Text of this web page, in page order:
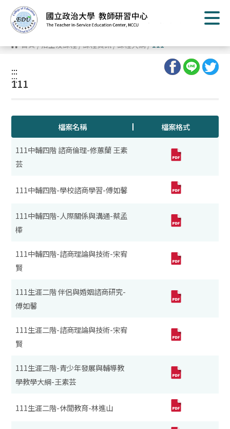
到
主
要
容 首頁/招生及課程/課程資訊/課程大綱/111
:::
:::
111
檔案名稱 檔案格式
111中輔四階 諮商倫理-修蕙蘭 王素
芸
111中輔四階-學校諮商學習-傅如馨
111中輔四階-人際關係與溝通-蔡孟
樺
111中輔四階-諮商理論與技術-宋宥
賢
111生涯二階 伴侶與婚姻諮商研究-
傅如馨
111生涯二階-諮商理論與技術-宋宥
賢
111生涯二階-青少年發展與輔導教
學教學大綱-王素芸
111生涯二階-休閒教育-林進山